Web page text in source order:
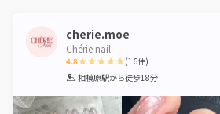
cherie.moe
Chérie nail
4.8
1 2 3 4 5
(16件)
相模原駅から徒歩18分